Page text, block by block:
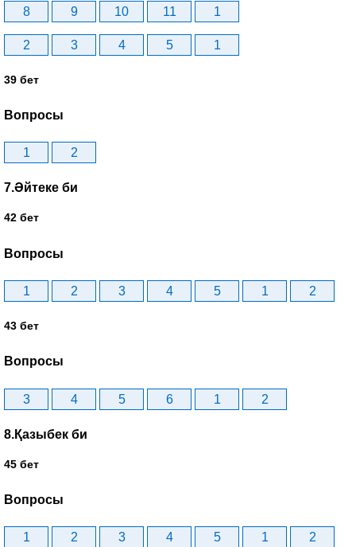
8
9 10 11 1
2 3 4 5 1
39 бет
Вопросы
1 2
7.Әйтеке би
42 бет
Вопросы
1 2 3 4 5 1 2
43 бет
Вопросы
3 4 5 6 1 2
8.Қазыбек би
45 бет
Вопросы
1 2 3 4 5 1 2